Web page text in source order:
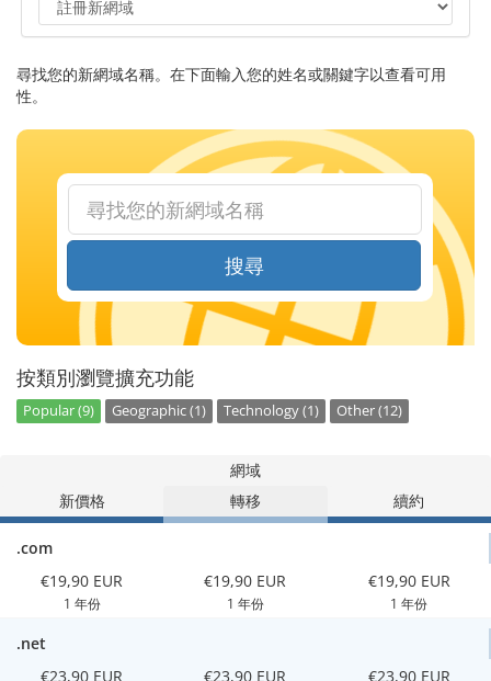
尋找您的新網域名稱。在下面輸入您的姓名或關鍵字以查看可用
性。
搜尋
按類別瀏覽擴充功能
Popular (9) Geographic (1) Technology (1) Other (12)
網域
新價格
轉移 續約
.com
€19,90 EUR
1 年份
€19,90 EUR
1 年份
€19,90 EUR
1 年份
.net
€23,90 EUR
€23,90 EUR €23,90 EUR